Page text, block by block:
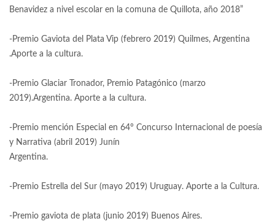
Benavidez a nivel escolar en la comuna de Quillota, año 2018”
-Premio Gaviota del Plata Vip (febrero 2019) Quilmes, Argentina
.Aporte a la cultura.
-Premio Glaciar Tronador, Premio Patagónico (marzo
2019).Argentina. Aporte a la cultura.
-Premio mención Especial en 64° Concurso Internacional de poesía
y Narrativa (abril 2019) Junín
Argentina.
-Premio Estrella del Sur (mayo 2019) Uruguay. Aporte a la Cultura.
-Premio gaviota de plata (junio 2019) Buenos Aires.